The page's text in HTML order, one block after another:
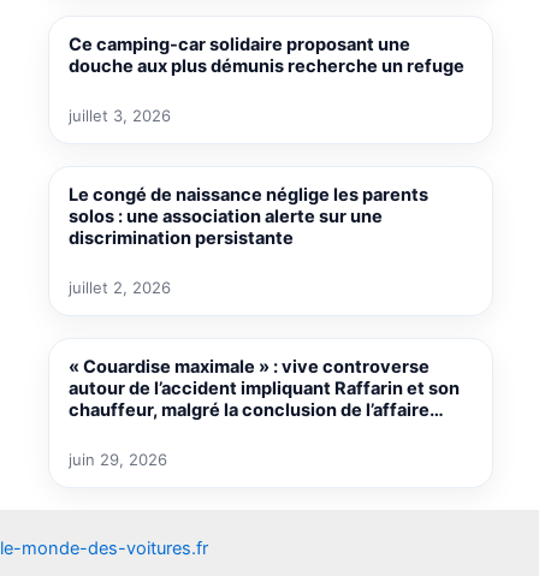
Ce camping-car solidaire proposant une
douche aux plus démunis recherche un refuge
juillet 3, 2026
Le congé de naissance néglige les parents
solos : une association alerte sur une
discrimination persistante
juillet 2, 2026
« Couardise maximale » : vive controverse
autour de l’accident impliquant Raffarin et son
chauffeur, malgré la conclusion de l’affaire…
juin 29, 2026
le-monde-des-voitures.fr